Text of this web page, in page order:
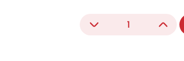
＋
－